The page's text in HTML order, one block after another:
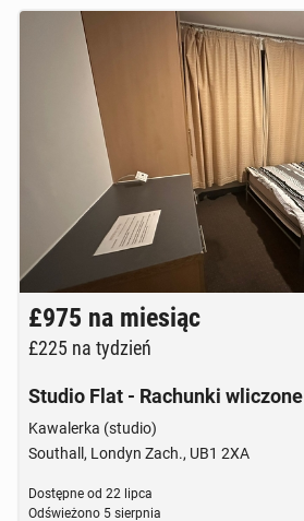
£975 na miesiąc
£225 na tydzień
Studio Flat - Rachunki wliczone
Kawalerka (studio)
Southall, Londyn Zach., UB1 2XA
Dostępne od 22 lipca
Odświeżono 5 sierpnia